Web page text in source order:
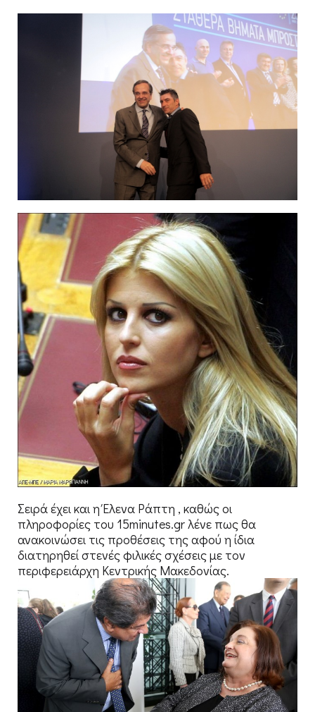
Σειρά έχει και η Έλενα Ράπτη , καθώς οι
πληροφορίες του 15minutes.gr λένε πως θα
ανακοινώσει τις προθέσεις της αφού η ίδια
διατηρηθεί στενές φιλικές σχέσεις με τον
περιφερειάρχη Κεντρικής Μακεδονίας.